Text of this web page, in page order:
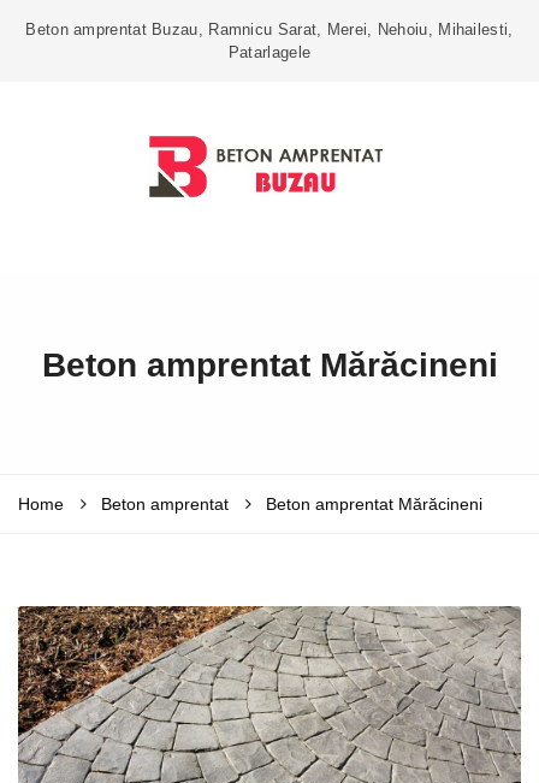
Beton amprentat Buzau, Ramnicu Sarat, Merei, Nehoiu, Mihailesti,
Patarlagele
Beton amprentat Mărăcineni
Home Beton amprentat Beton amprentat Mărăcineni